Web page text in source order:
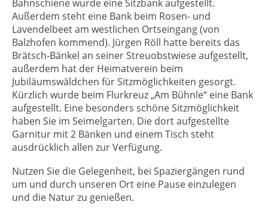
Bahnschiene wurde eine Sitzbank aufgestellt.
Außerdem steht eine Bank beim Rosen- und
Lavendelbeet am westlichen Ortseingang (von
Balzhofen kommend). Jürgen Röll hatte bereits das
Brätsch-Bänkel an seiner Streuobstwiese aufgestellt,
außerdem hat der Heimatverein beim
Jubiläumswäldchen für Sitzmöglichkeiten gesorgt.
Kürzlich wurde beim Flurkreuz „Am Bühnle“ eine Bank
aufgestellt. Eine besonders schöne Sitzmöglichkeit
haben Sie im Seimelgarten. Die dort aufgestellte
Garnitur mit 2 Bänken und einem Tisch steht
ausdrücklich allen zur Verfügung.
Nutzen Sie die Gelegenheit, bei Spaziergängen rund
um und durch unseren Ort eine Pause einzulegen
und die Natur zu genießen.